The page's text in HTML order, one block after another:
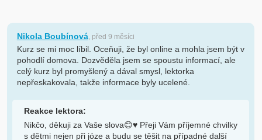
Nikola Boubínová, před 9 měsíci
Kurz se mi moc líbil. Oceňuji, že byl online a mohla jsem být v
pohodlí domova. Dozvěděla jsem se spoustu informací, ale
celý kurz byl promyšlený a dával smysl, lektorka
nepřeskakovala, takže informace byly ucelené.
Reakce lektora:
Nikčo, děkuji za Vaše slova😊♥️ Přeji Vám příjemné chvilky
s dětmi nejen při józe a budu se těšit na případné další